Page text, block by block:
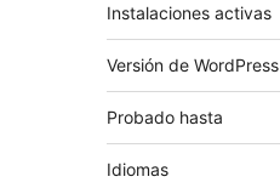
Instalaciones activas
Versión de WordPress
Probado hasta
Idiomas